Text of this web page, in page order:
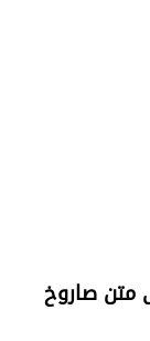
متن صاروخ